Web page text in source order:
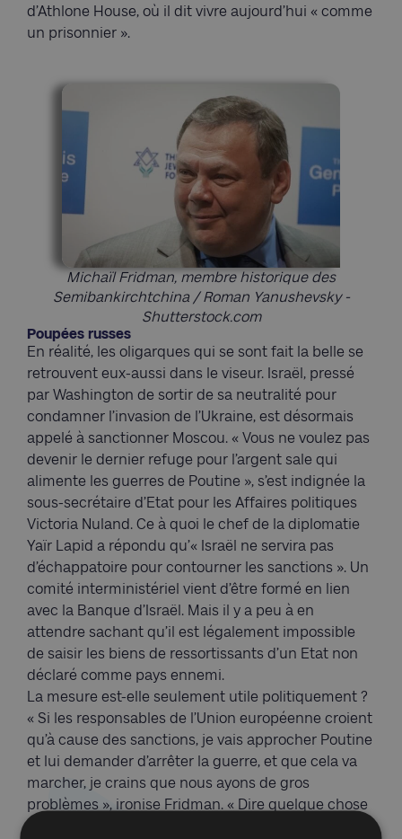
d’Athlone House, où il dit vivre aujourd’hui « comme
un prisonnier ».
Michaïl Fridman, membre historique des
Semibankirchtchina / Roman Yanushevsky -
Shutterstock.com
Poupées russes
En réalité, les oligarques qui se sont fait la belle se
retrouvent eux-aussi dans le viseur. Israël, pressé
par Washington de sortir de sa neutralité pour
condamner l’invasion de l’Ukraine, est désormais
appelé à sanctionner Moscou. « Vous ne voulez pas
devenir le dernier refuge pour l’argent sale qui
alimente les guerres de Poutine », s’est indignée la
sous-secrétaire d’Etat pour les Affaires politiques
Victoria Nuland. Ce à quoi le chef de la diplomatie
Yaïr Lapid a répondu qu’« Israël ne servira pas
d’échappatoire pour contourner les sanctions ». Un
comité interministériel vient d’être formé en lien
avec la Banque d’Israël. Mais il y a peu à en
attendre sachant qu’il est légalement impossible
de saisir les biens de ressortissants d’un Etat non
déclaré comme pays ennemi.
La mesure est-elle seulement utile politiquement ?
« Si les responsables de l’Union européenne croient
qu’à cause des sanctions, je vais approcher Poutine
et lui demander d’arrêter la guerre, et que cela va
marcher, je crains que nous ayons de gros
problèmes », ironise Fridman. « Dire quelque chose